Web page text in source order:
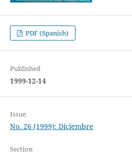
PDF (Spanish)
Published
1999-12-14
Issue
No. 26 (1999): Diciembre
Section